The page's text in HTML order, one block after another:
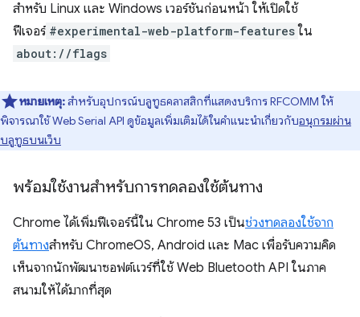
สำหรับ Linux และ Windows เวอร์ชันก่อนหน้า ให้เปิดใช้
ฟีเจอร์ #experimental-web-platform-features ใน
about://flags
หมายเหตุ:สำหรับอุปกรณ์บลูทูธคลาสสิกที่แสดงบริการ RFCOMM ให้
พิจารณาใช้ Web Serial API ดูข้อมูลเพิ่มเติมได้ในคำแนะนำเกี่ยวกับอนุกรมผ่าน
บลูทูธบนเว็บ
พร้อมใช้งานสำหรับการทดลองใช้ต้นทาง
Chrome ได้เพิ่มฟีเจอร์นี้ใน Chrome 53 เป็นช่วงทดลองใช้จาก
ต้นทางสำหรับ ChromeOS, Android และ Mac เพื่อรับความคิด
เห็นจากนักพัฒนาซอฟต์แวร์ที่ใช้ Web Bluetooth API ในภาค
สนามให้ได้มากที่สุด